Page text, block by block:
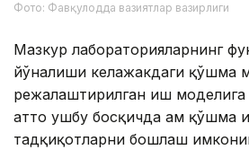
Фото: Фавқулодда вазиятлар вазирлиги
Мазкур лабораторияларнинг
йўналиши келажакдаги қўшма
режалаштирилган иш
ҳатто ушбу босқичда ҳам қўшма
тадқиқотларни бошлаш